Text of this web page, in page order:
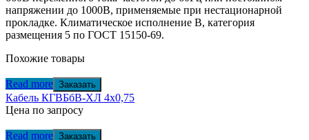
напряжении до 1000В, применяемые при нестационарной
прокладке. Климатическое исполнение В, категория
размещения 5 по ГОСТ 15150-69.
Похожие товары
Read more Заказать
Кабель КГВБбВ-ХЛ 4х0,75
Цена по запросу
Read more Заказать